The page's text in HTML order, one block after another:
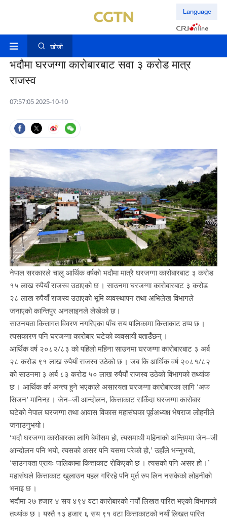
Language
खोजी
भदौमा घरजग्गा कारोबारबाट सवा ३ करोड मात्र
राजस्व
07:57:05 2025-10-10
नेपाल सरकारले चालु आर्थिक वर्षको भदौमा मात्रै घरजग्गा कारोबारबाट ३ करोड
१५ लाख रुपैयाँ राजस्व उठाएको छ । साउनमा घरजग्गा कारोबारबाट ३ करोड
२८ लाख रुपैयाँ राजस्व उठाएको भूमि व्यवस्थापन तथा अभिलेख विभागले
जनाएको कान्तिपुर अनलाइनले लेखेको छ।
साउनयता कित्तागत विवरण नगरिएका पाँच सय पालिकामा कित्ताकाट ठप्प छ ।
त्यसकारण पनि घरजग्गा कारोबार घटेको व्यवसायी बताउँछन् ।
आर्थिक वर्ष २०८२/८३ को पहिलो महिना साउनमा घरजग्गा कारोबारबाट ३ अर्ब
२८ करोड ९१ लाख रुपैयाँ राजस्व उठेको छ । जब कि आर्थिक वर्ष २०८१/८२
को साउनमा ३ अर्ब ८३ करोड ५० लाख रुपैयाँ राजस्व उठेको विभागको तथ्यांक
छ । आर्थिक वर्ष अन्त्य हुने भएकाले असारयता घरजग्गा कारोबारका लागि ‘अफ
सिजन’ मानिन्छ । जेन–जी आन्दोलन, कित्ताकाट राकिँदा घरजग्गा कारोबार
घटेको नेपाल घरजग्गा तथा आवास विकास महासंघका पूर्वअध्यक्ष भेषराज लोहनीले
जनाउनुभयो।
‘भदौ घरजग्गा कारोबारका लागि बेमौसम हो, त्यसमाथी महिनाको अन्तिममा जेन–जी
आन्दोलन पनि भयो, त्यसको असर पनि यसमा परेको हो,’ उहाँले भन्नुभयो,
‘साउनयता प्रायः पालिकामा कित्ताकाट रोकिएको छ । त्यसको पनि असर हो ।’
महासंघले कित्ताकाट खुलाउन पहल गरिरहे पनि मुर्त रुप लिन नसकेको लोहनीको
भनाइ छ ।
भदौमा २७ हजार ४ सय ४९४ वटा कारोबारको नयाँ लिखत पारित भएको विभागको
तथ्यांक छ । यस्तै १३ हजार ६ सय ९१ वटा कित्ताकाटको नयाँ लिखत पारित